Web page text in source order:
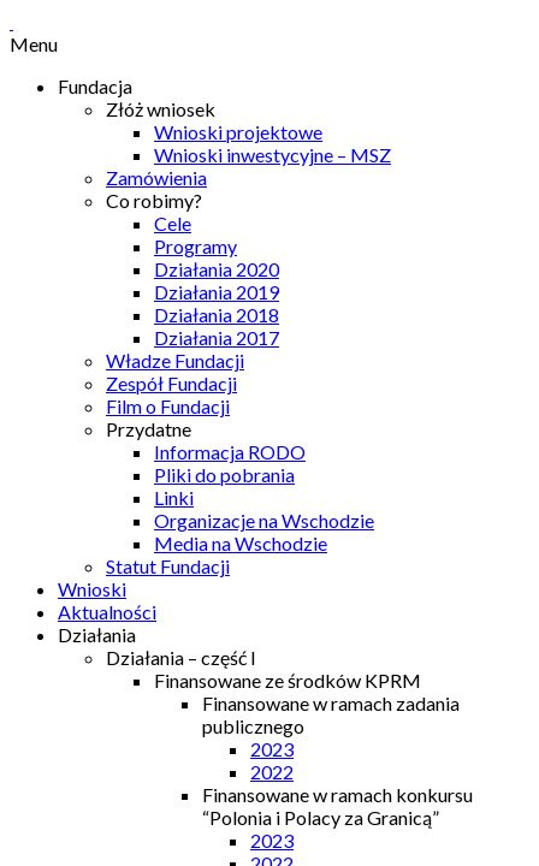
Menu
Fundacja
Złóż wniosek
Wnioski projektowe
Wnioski inwestycyjne – MSZ
Zamówienia
Co robimy?
Cele
Programy
Działania 2020
Działania 2019
Działania 2018
Działania 2017
Władze Fundacji
Zespół Fundacji
Film o Fundacji
Przydatne
Informacja RODO
Pliki do pobrania
Linki
Organizacje na Wschodzie
Media na Wschodzie
Statut Fundacji
Wnioski
Aktualności
Działania
Działania – część I
Finansowane ze środków KPRM
Finansowane w ramach zadania
publicznego
2023
2022
Finansowane w ramach konkursu
“Polonia i Polacy za Granicą”
2023